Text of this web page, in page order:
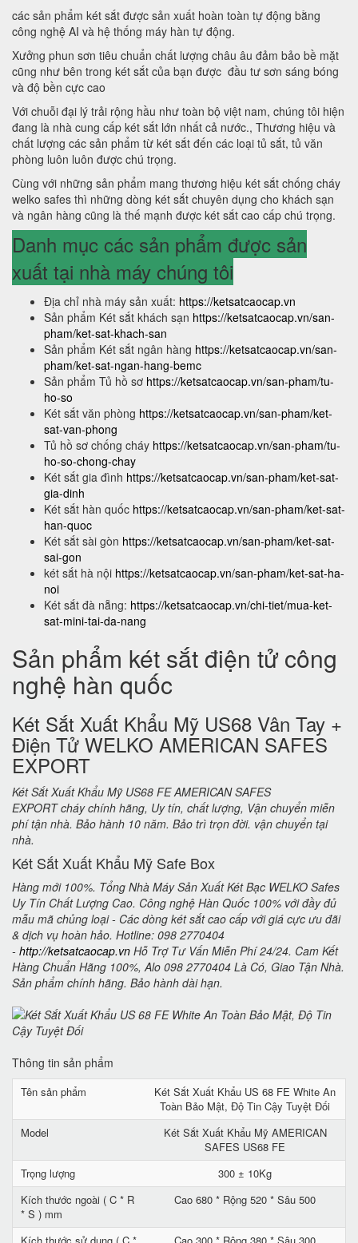
các sản phẩm két sắt được sản xuất hoàn toàn tự động bằng
công nghệ AI và hệ thống máy hàn tự động.
Xưởng phun sơn tiêu chuẩn chất lượng châu âu đảm bảo bề mặt
cũng như bên trong két sắt của bạn được đầu tư sơn sáng bóng
và độ bền cực cao
Với chuỗi đại lý trải rộng hầu như toàn bộ việt nam, chúng tôi hiện
đang là nhà cung cấp két sắt lớn nhất cả nước., Thương hiệu và
chất lượng các sản phẩm từ két sắt đến các loại tủ sắt, tủ văn
phòng luôn luôn được chú trọng.
Cùng với những sản phẩm mang thương hiệu két sắt chống cháy
welko safes thì những dòng két sắt chuyên dụng cho khách sạn
và ngân hàng cũng là thế mạnh được két sắt cao cấp chú trọng.
Danh mục các sản phẩm được sản
xuất tại nhà máy chúng tôi
Địa chỉ nhà máy sản xuất: https://ketsatcaocap.vn
Sản phẩm Két sắt khách sạn https://ketsatcaocap.vn/san-
pham/ket-sat-khach-san
Sản phẩm Két sắt ngân hàng https://ketsatcaocap.vn/san-
pham/ket-sat-ngan-hang-bemc
Sản phẩm Tủ hồ sơ https://ketsatcaocap.vn/san-pham/tu-
ho-so
Két sắt văn phòng https://ketsatcaocap.vn/san-pham/ket-
sat-van-phong
Tủ hồ sơ chống cháy https://ketsatcaocap.vn/san-pham/tu-
ho-so-chong-chay
Két sắt gia đình https://ketsatcaocap.vn/san-pham/ket-sat-
gia-dinh
Két sắt hàn quốc https://ketsatcaocap.vn/san-pham/ket-sat-
han-quoc
Két sắt sài gòn https://ketsatcaocap.vn/san-pham/ket-sat-
sai-gon
két sắt hà nội https://ketsatcaocap.vn/san-pham/ket-sat-ha-
noi
Két sắt đà nẵng: https://ketsatcaocap.vn/chi-tiet/mua-ket-
sat-mini-tai-da-nang
Sản phẩm két sắt điện tử công
nghệ hàn quốc
Két Sắt Xuất Khẩu Mỹ US68 Vân Tay +
Điện Tử WELKO AMERICAN SAFES
EXPORT
Két Sắt Xuất Khẩu Mỹ US68 FE AMERICAN SAFES
EXPORT cháy chính hãng, Uy tín, chất lượng, Vận chuyển miễn
phí tận nhà. Bảo hành 10 năm. Bảo trì trọn đời. vận chuyển tại
nhà.
Két Sắt Xuất Khẩu Mỹ Safe Box
Hàng mới 100%. Tổng Nhà Máy Sản Xuất Két Bạc WELKO Safes
Uy Tín Chất Lượng Cao. Công nghệ Hàn Quốc 100% với đầy đủ
mẫu mã chủng loại - Các dòng két sắt cao cấp với giá cực ưu đãi
& dịch vụ hoàn hảo. Hotline: 098 2770404
- http://ketsatcaocap.vn Hỗ Trợ Tư Vấn Miễn Phí 24/24. Cam Kết
Hàng Chuẩn Hãng 100%, Alo 098 2770404 Là Có, Giao Tận Nhà.
Sản phẩm chính hãng. Bảo hành dài hạn.
Thông tin sản phẩm
Tên sản phẩm
Két Sắt Xuất Khẩu US 68 FE White An
Toàn Bảo Mật, Độ Tin Cậy Tuyệt Đối
Model
Két Sắt Xuất Khẩu Mỹ AMERICAN
SAFES US68 FE
Trọng lượng
300 ± 10Kg
Kích thước ngoài ( C * R
* S ) mm
Cao 680 * Rộng 520 * Sâu 500